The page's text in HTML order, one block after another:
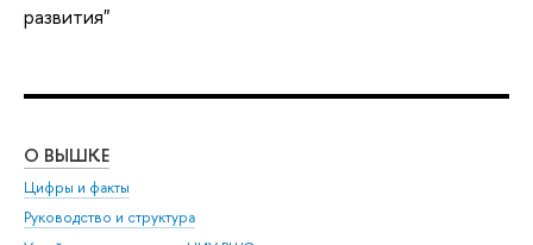
развития"
О ВЫШКЕ
Цифры и факты
Руководство и структура